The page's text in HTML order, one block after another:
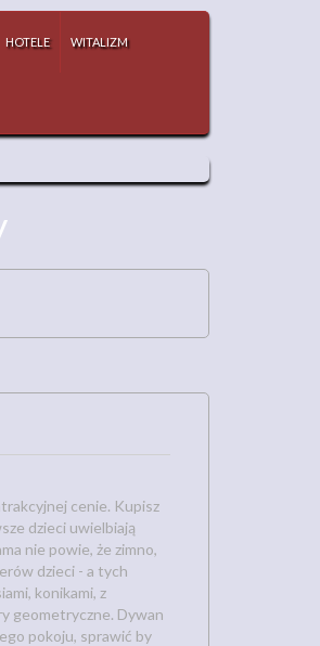
HOTELE WITALIZM
cenie. Kupisz
dzieci uwielbiają
nie powie, że zimno,
dzieci - a tych
konikami, z
geometryczne. Dywan
pokoju, sprawić by